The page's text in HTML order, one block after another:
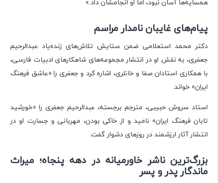
پیام‌های غایبان نامدار مراسم
دکتر محمد استعلامی ضمن ستایش تلاش‌های زنده‌یاد عبدالرحیم
جعفری، به نقش او در انتشار مجموعه‌های شاهکارهای ادبیات فارسی،
با همکاری استادان صفا و خانلری، اشاره کرد و جعفری را «عاشق فرهنگ
ایران» خواند.
استاد سروش حبیبی، مترجم برجسته، عبدالرحیم جعفری را «خورشید
تابان فرهنگ ایران» نامید و از خاکی بودن، مهربانی و جسارت او در
انتشار آثار ارزشمند در روزهای دشوار گفت.
بزرگ‌ترین ناشر خاورمیانه در دهه پنجاه؛ میراث
ماندگار پدر و پسر